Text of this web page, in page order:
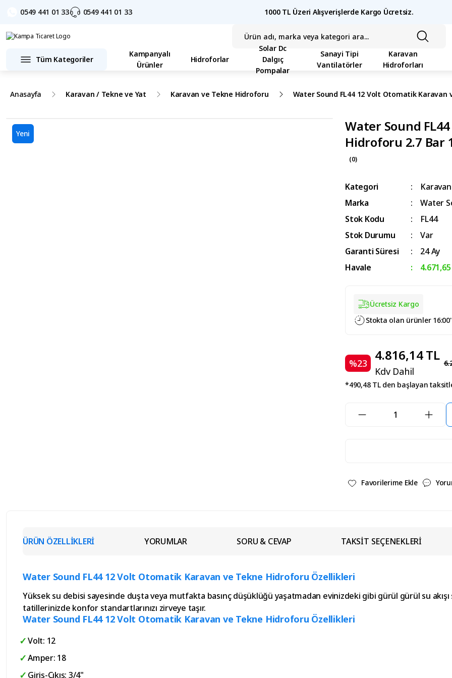
0549 441 01 33 0549 441 01 33 1000 TL Üzeri Alışverişlerde Kargo Ücretsiz.
Tüm Kategoriler
Kampanyalı
Ürünler
Hidroforlar
Solar Dc
Dalgıç
Pompalar
Sanayi Tipi
Vantilatörler
Karavan
Hidroforları
Anasayfa Karavan / Tekne ve Yat Karavan ve Tekne Hidroforu Water Sound FL44 12 Volt Otomatik
Yeni
Water Sound
Hidroforu 2.7 Bar
(0)
Kategori
Marka
Water
Stok Kodu
FL44
Stok Durumu
Var
Garanti Süresi
24 Ay
Havale
Ücretsiz Kargo
Stokta olan ürünler
%23 4.816,14 TL
Kdv Dahil
*490,48 TL den başlayan
ÜRÜN ÖZELLİKLERİ YORUMLAR SORU & CEVAP TAKSİT SEÇENEKLERİ
Water Sound FL44 12 Volt Otomatik Karavan ve Tekne Hidroforu Özellikleri
Yüksek su debisi sayesinde duşta veya mutfakta basınç düşüklüğü yaşatmadan evinizdeki gibi gürül gürül su
tatillerinizde konfor standartlarınızı zirveye taşır.
Water Sound FL44 12 Volt Otomatik Karavan ve Tekne Hidroforu Özellikleri
Volt: 12
Amper: 18
Giriş-Çıkış: 3/4"